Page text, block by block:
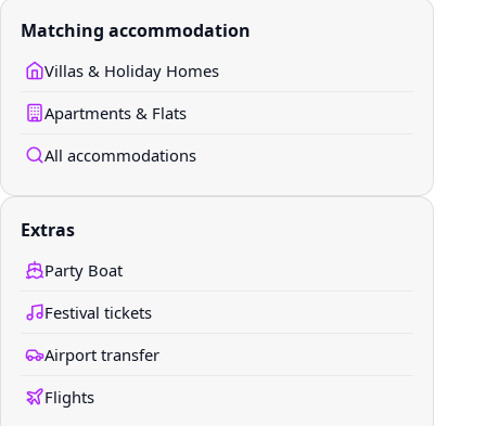
Matching accommodation
Villas & Holiday Homes
Apartments & Flats
All accommodations
Extras
Party Boat
Festival tickets
Airport transfer
Flights